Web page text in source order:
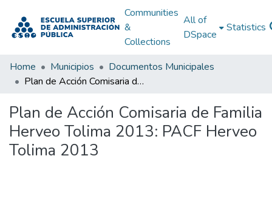
Communities
&
Collections
All of
DSpace
Statistics
Home Municipios
Documentos Municipales
Plan de Acción Comisaria de Familia Herveo Tolima 2013: PACF Herveo Tolima 2013
Plan de Acción Comisaria de Familia
Herveo Tolima 2013: PACF Herveo
Tolima 2013